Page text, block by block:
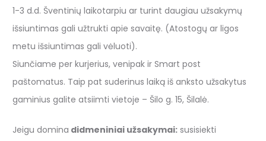
1-3 d.d. Šventinių laikotarpiu ar turint daugiau užsakymų
išsiuntimas gali užtrukti apie savaitę. (Atostogų ar ligos
metu išsiuntimas gali vėluoti).
Siunčiame per kurjerius, venipak ir Smart post
paštomatus. Taip pat suderinus laiką iš anksto užsakytus
gaminius galite atsiimti vietoje – Šilo g. 15, Šilalė.
Jeigu domina didmeniniai užsakymai: susisiekti